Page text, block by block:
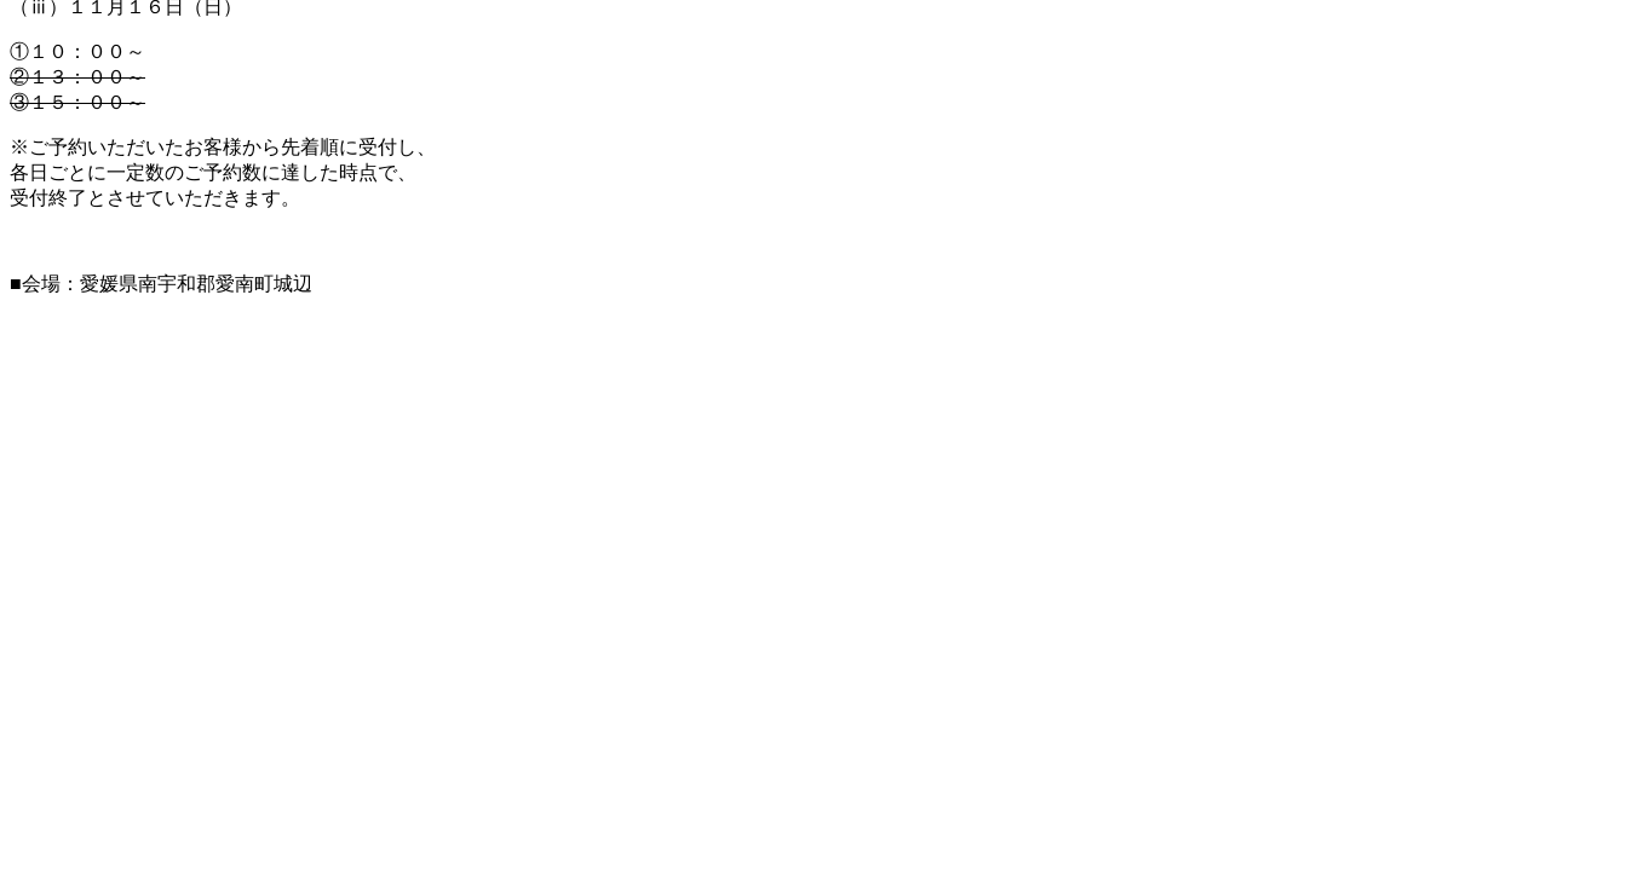
（ⅲ）１１月１６日（日）
①１０：００～
②１３：００～
③１５：００～
※ご予約いただいたお客様から先着順に受付し、
各日ごとに一定数のご予約数に達した時点で、
受付終了とさせていただきます。
■会場：愛媛県南宇和郡愛南町城辺